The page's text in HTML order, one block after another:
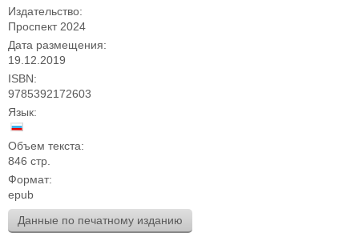
Издательство:
Проспект 2024
Дата размещения:
19.12.2019
ISBN:
9785392172603
Язык:
Объем текста:
846 стр.
Формат:
epub
Данные по печатному изданию